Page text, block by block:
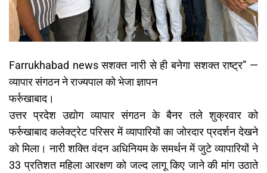
Farrukhabad news सशक्त नारी से ही बनेगा सशक्त राष्ट्र” —
व्यापार संगठन ने राज्यपाल को भेजा ज्ञापन
फर्रुखाबाद।
उत्तर प्रदेश उद्योग व्यापार संगठन के बैनर तले शुक्रवार को
फर्रुखाबाद कलेक्ट्रेट परिसर में व्यापारियों का जोरदार प्रदर्शन देखने
को मिला। नारी शक्ति वंदन अधिनियम के समर्थन में जुटे व्यापारियों ने
33 प्रतिशत महिला आरक्षण को जल्द लागू किए जाने की मांग उठाते